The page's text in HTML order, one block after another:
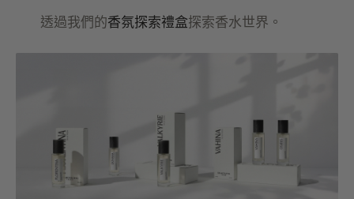
透過我們的香氛探索禮盒探索香水世界。